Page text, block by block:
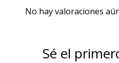
No hay valoraciones
Sé el